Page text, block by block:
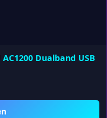
Dualband USB